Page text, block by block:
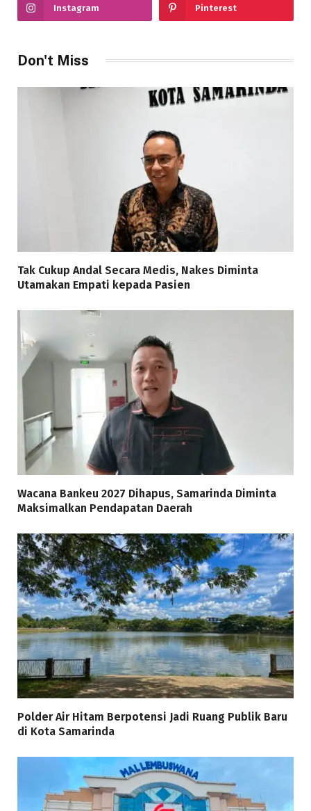
Instagram Pinterest
Don't Miss
Tak Cukup Andal Secara Medis, Nakes Diminta
Utamakan Empati kepada Pasien
Wacana Bankeu 2027 Dihapus, Samarinda Diminta
Maksimalkan Pendapatan Daerah
Polder Air Hitam Berpotensi Jadi Ruang Publik Baru
di Kota Samarinda